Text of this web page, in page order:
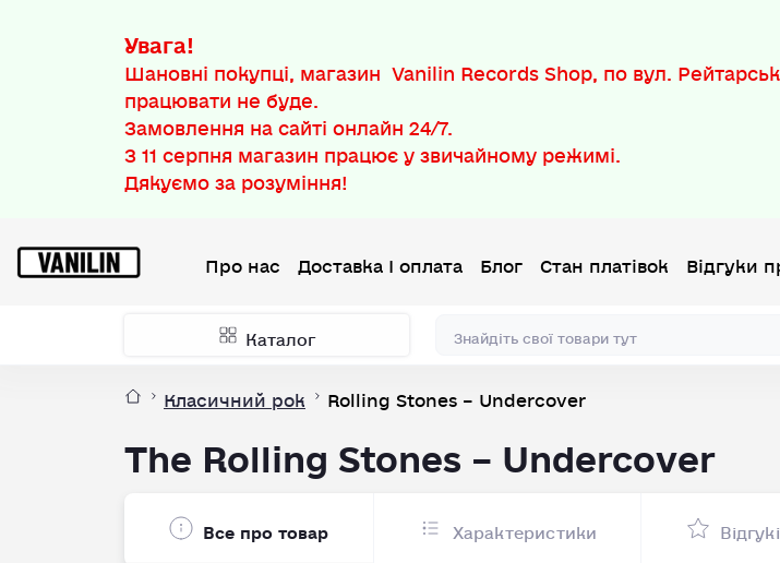
Увага!
Шановні покупці, магазин Vanilin Records Shop, по вул.
працювати не буде.
Замовлення на сайті онлайн 24/7.
З11 серпня магазин працює у звичайному режимі.
Дякуємо за розуміння!
Про нас Доставка І оплата Блог Стан платівок Відгуки
Каталог
Класичний рок Rolling Stones – Undercover
The Rolling Stones – Undercover
Все про товар Характеристики